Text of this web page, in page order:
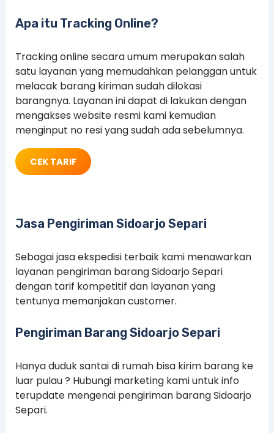
Apa itu Tracking Online?
Tracking online secara umum merupakan salah
satu layanan yang memudahkan pelanggan untuk
melacak barang kiriman sudah dilokasi
barangnya. Layanan ini dapat di lakukan dengan
mengakses website resmi kami kemudian
menginput no resi yang sudah ada sebelumnya.
CEK TARIF
Jasa Pengiriman Sidoarjo Separi
Sebagai jasa ekspedisi terbaik kami menawarkan
layanan pengiriman barang Sidoarjo Separi
dengan tarif kompetitif dan layanan yang
tentunya memanjakan customer.
Pengiriman Barang Sidoarjo Separi
Hanya duduk santai di rumah bisa kirim barang ke
luar pulau ? Hubungi marketing kami untuk info
terupdate mengenai pengiriman barang Sidoarjo
Separi.